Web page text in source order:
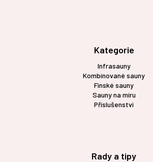
Kategorie
Infrasauny
Kombinované sauny
Finské sauny
Sauny na míru
Příslušenství
Rady a tipy